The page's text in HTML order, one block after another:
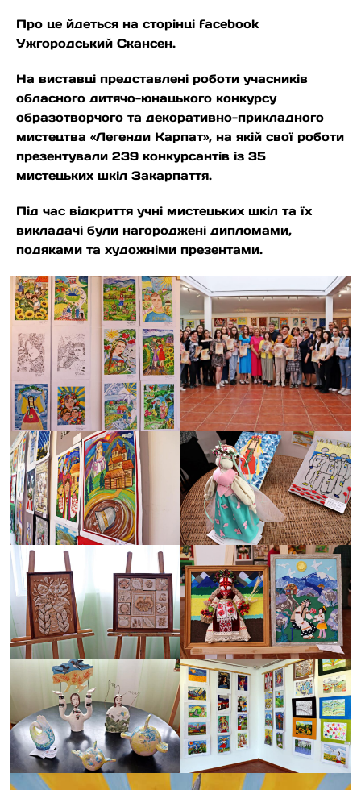
Про це йдеться на сторінці facebook
Ужгородський Скансен.
На виставці представлені роботи учасників
обласного дитячо-юнацького конкурсу
образотворчого та декоративно-прикладного
мистецтва «Легенди Карпат», на якій свої роботи
презентували 239 конкурсантів із 35
мистецьких шкіл Закарпаття.
Під час відкриття учні мистецьких шкіл та їх
викладачі були нагороджені дипломами,
подяками та художніми презентами.